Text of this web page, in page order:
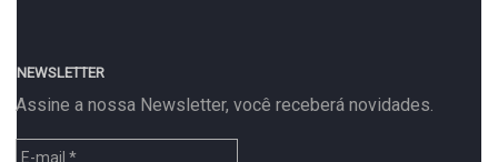
NEWSLETTER
Assine a nossa Newsletter, você receberá novidades.